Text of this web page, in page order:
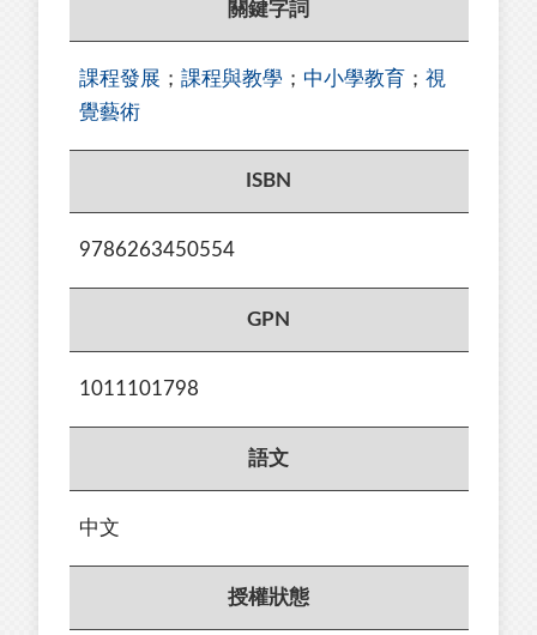
關鍵字詞
課程發展 ； 課程與教學 ； 中小學教育 ； 視
覺藝術
ISBN
9786263450554
GPN
1011101798
語文
中文
授權狀態